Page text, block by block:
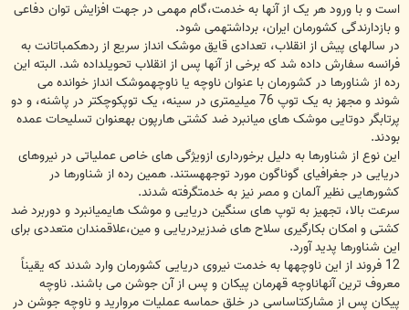
است و با ورود هر یک از آنها به خدمت،گام مهمی در جهت افزایش توان دفاعی
و بازدارندگی کشورمان ایران، برداشتهمی شود.
در سالهای پیش از انقلاب، تعدادی قایق موشک انداز سریع از ردهکمباتانت به
فرانسه سفارش داده شد که برخی از آنها پس از انقلاب تحویلداده شد. البته این
رده از شناورها در کشورمان با عنوان ناوچه یا ناوچهموشک انداز خوانده می
شوند و مجهز به یک توپ 76 میلیمتری در سینه، یک توپکوچکتر در پاشنه، و دو
پرتابگر دوتایی موشک های میانبرد ضد کشتی هارپون بهعنوان تسلیحات عمده
بودند.
این نوع از شناورها به دلیل برخورداری ازویژگی های خاص عملیاتی در نیروهای
دریایی در جغرافیای گوناگون مورد توجههستند. همین رده از شناورها در
کشورهایی نظیر آلمان و مصر نیز به خدمتگرفته شدند.
سرعت بالا، تجهیز به توپ های سنگین دریایی و موشک هایمیانبرد و دوربرد ضد
کشتی و امکان بکارگیری سلاح های ضدزیردریایی و مین،علاقمندان متعددی برای
این شناورها پدید آورد.
12 فروند از این ناوچهها به خدمت نیروی دریایی کشورمان وارد شدند که یقیناً
معروف ترین آنهاناوچه قهرمان پیکان و پس از آن جوشن می باشند. ناوچه
پیکان پس از مشارکتاساسی در خلق حماسه عملیات مروارید و ناوچه جوشن در